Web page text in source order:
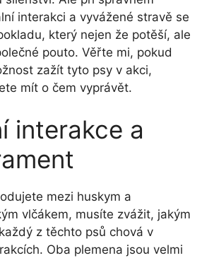
interakci a vyvážené stravě se
který nejen že potěší, ale
pouto. Věřte mi, pokud
zažít tyto psy v akci,
mít o čem vyprávět.
interakce a
mezi huskym a
vlčákem, musíte zvážit, jakým
z těchto psů chová v
Oba plemena jsou velmi